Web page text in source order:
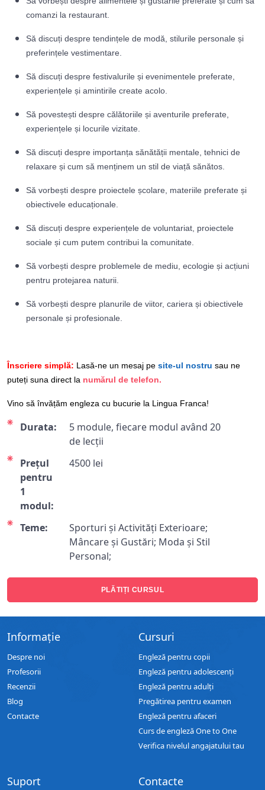
comanzi la restaurant.
Să discuți despre tendințele de modă, stilurile personale și
preferințele vestimentare.
Să discuți despre festivalurile și evenimentele preferate,
experiențele și amintirile create acolo.
Să povestești despre călătoriile și aventurile preferate,
experiențele și locurile vizitate.
Să discuți despre importanța sănătății mentale, tehnici de
relaxare și cum să menținem un stil de viață sănătos.
Să vorbești despre proiectele școlare, materiile preferate și
obiectivele educaționale.
Să discuți despre experiențele de voluntariat, proiectele
sociale și cum putem contribui la comunitate.
Să vorbești despre problemele de mediu, ecologie și acțiuni
pentru protejarea naturii.
Să vorbești despre planurile de viitor, cariera și obiectivele
personale și profesionale.
Înscriere simplă: Lasă-ne un mesaj pe site-ul nostru sau ne
puteți suna direct la numărul de telefon.
Vino să învățăm engleza cu bucurie la Lingua Franca!
Durata:
5 module, fiecare modul având 20
de lecții
Prețul
pentru
1
modul:
4500 lei
Teme:
Sporturi și Activități Exterioare;
Mâncare și Gustări; Moda și Stil
Personal;
PLĂTIȚI CURSUL
Informație
Despre noi
Profesorii
Recenzii
Blog
Contacte
Cursuri
Engleză pentru copii
Engleză pentru adolescenți
Engleză pentru adulți
Pregătirea pentru examen
Engleză pentru afaceri
Curs de engleză One to One
Verifica nivelul angajatului tau
Suport Contacte